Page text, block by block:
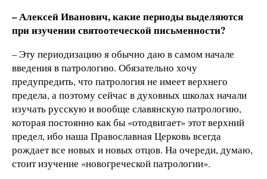
– Алексей Иванович, какие периоды выделяются
при изучении святоотеческой письменности?
– Эту периодизацию я обычно даю в самом начале
введения в патрологию. Обязательно хочу
предупредить, что патрология не имеет верхнего
предела, а поэтому сейчас в духовных школах начали
изучать русскую и вообще славянскую патрологию,
которая постоянно как бы «отодвигает» этот верхний
предел, ибо наша Православная Церковь всегда
рождает все новых и новых отцов. На очереди, думаю,
стоит изучение «новогреческой патрологии».